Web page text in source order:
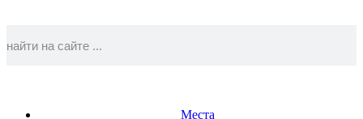
Места